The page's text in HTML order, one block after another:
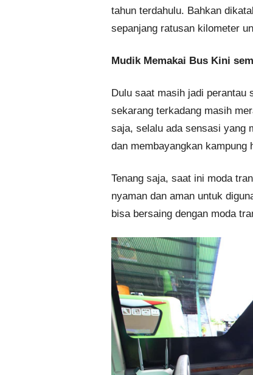
tahun terdahulu. Bahkan
sepanjang ratusan kilometer
Mudik Memakai Bus Kini
Dulu saat masih jadi perantau
sekarang terkadang masih
saja, selalu ada sensasi yang
dan membayangkan kampung
Tenang saja, saat ini moda
nyaman dan aman untuk
bisa bersaing dengan moda